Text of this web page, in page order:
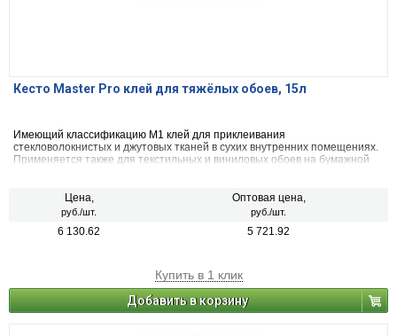
Кесто Master Pro клей для тяжёлых обоев, 15л
Имеющий классификацию М1 клей для приклеивания
стекловолокнистых и джутовых тканей в сухих внутренних помещениях.
Применяется также для текстильных и виниловых обоев на бумажной
Цена,
руб./шт.
Оптовая цена,
руб./шт.
6 130.62 5 721.92
Купить в 1 клик
Добавить в корзину